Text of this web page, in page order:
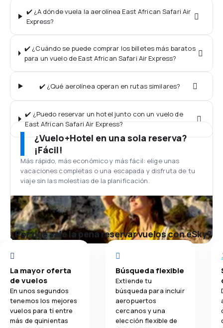
✔️ ¿A dónde vuela la aerolínea East African Safari Air
Express?
✔️ ¿Cuándo se puede comprar los billetes más baratos
para un vuelo de East African Safari Air Express?
✔️ ¿Qué aerolínea operan en rutas similares?
✔️ ¿Puedo reservar un hotel junto con un vuelo de
East African Safari Air Express?
¿Vuelo+Hotel en una sola reserva?
¡Fácil!
Más rápido, más económico y más fácil: elige unas
vacaciones completas o una escapada y disfruta de tu
viaje sin las molestias de la planificación.
¿Por qué vale la pena reservar vuelos con eSky?
La mayor oferta
de vuelos
En unos segundos
tenemos los mejores
vuelos para ti entre
más de quinientas
Búsqueda flexible
Extiende tu
búsqueda para incluir
aeropuertos
cercanos y una
elección flexible de